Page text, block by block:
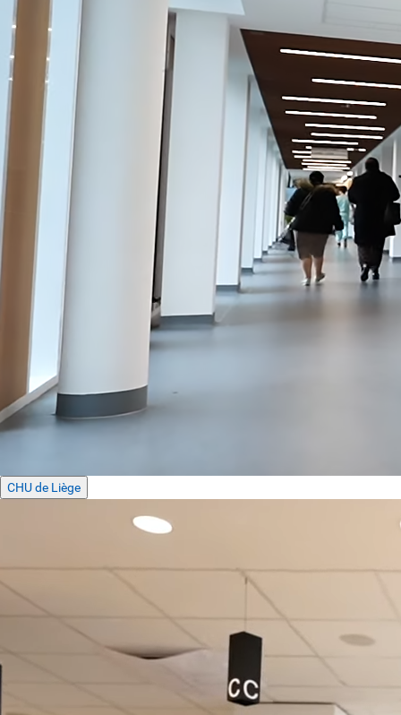
CHU de Liège